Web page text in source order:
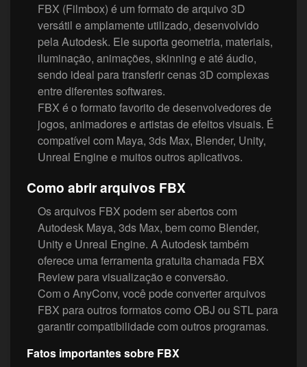
FBX (Filmbox) é um formato de arquivo 3D
versátil e amplamente utilizado, desenvolvido
pela Autodesk. Ele suporta geometria, materiais,
iluminação, animações, skinning e até áudio,
sendo ideal para transferir cenas 3D complexas
entre diferentes softwares.
FBX é o formato favorito de desenvolvedores de
jogos, animadores e artistas de efeitos visuais. É
compatível com Maya, 3ds Max, Blender, Unity,
Unreal Engine e muitos outros aplicativos.
Como abrir arquivos FBX
Os arquivos FBX podem ser abertos com
Autodesk Maya, 3ds Max, bem como Blender,
Unity e Unreal Engine. A Autodesk também
oferece uma ferramenta gratuita chamada FBX
Review para visualização e conversão.
Com o AnyConv, você pode converter arquivos
FBX para outros formatos como OBJ ou STL para
garantir compatibilidade com outros programas.
Fatos importantes sobre FBX